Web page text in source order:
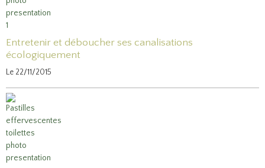
Entretenir et déboucher ses canalisations
écologiquement
Le 22/11/2015